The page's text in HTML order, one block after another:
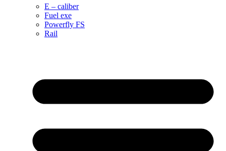
E – caliber
Fuel exe
Powerfly FS
Rail